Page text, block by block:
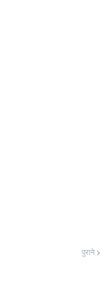
पुराने